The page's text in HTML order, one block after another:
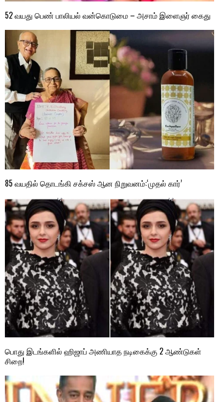
52 வயது பெண் பாலியல் வன்கொடுமை – அசாம் இளைஞர் கைது
85 வயதில் தொடங்கி சக்சஸ் ஆன நிறுவனம்:‘முதல் கார்’
பொது இடங்களில் ஹிஜாப் அணியாத நடிகைக்கு 2 ஆண்டுகள்
சிறை!